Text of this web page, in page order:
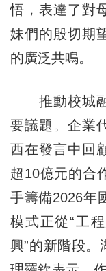
悟，表達了對
妹們的殷切期
的廣泛共鳴。
推動校城融
要議題。企業
西在發言中回
超10億元的合
手籌備2026年
模式正從“工
興”的新階段。